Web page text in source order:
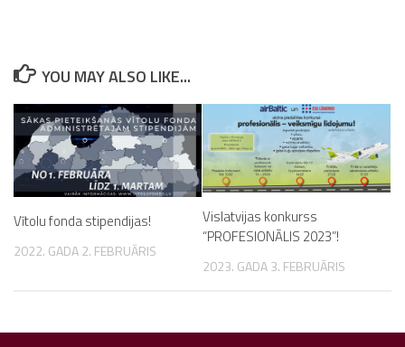
YOU MAY ALSO LIKE...
Vītolu fonda stipendijas!
2022. GADA 2. FEBRUĀRIS
Vislatvijas konkurss
“PROFESIONĀLIS 2023”!
2023. GADA 3. FEBRUĀRIS